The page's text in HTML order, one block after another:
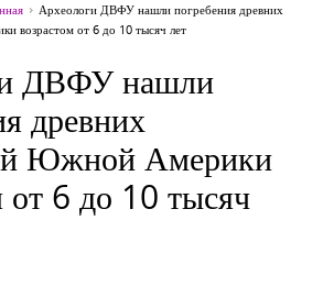
Археологи ДВФУ нашли погребения древних
возрастом от 6 до 10 тысяч лет
ДВФУ нашли
древних
Южной Америки
от 6 до 10 тысяч